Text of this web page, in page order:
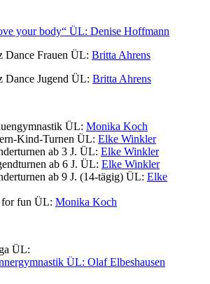
your body“ ÜL: Denise Hoffmann
Dance Frauen ÜL: Britta Ahrens
Dance Jugend ÜL: Britta Ahrens
ÜL: Monika Koch
Kind-Turnen ÜL: Elke Winkler
ab 3 J. ÜL: Elke Winkler
ab 6 J. ÜL: Elke Winkler
ab 9 J. (14-tägig) ÜL: Elke
for fun ÜL: Monika Koch
ÜL:
ÜL: Olaf Elbeshausen